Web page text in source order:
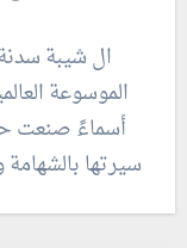
ال شيبة
الموسوعة
أسماءً صنعت
سيرتها